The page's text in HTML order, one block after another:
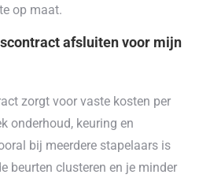
op maat.
afsluiten voor mijn
zorgt voor vaste kosten per
onderhoud, keuring en
bij meerdere stapelaars is
beurten clusteren en je minder